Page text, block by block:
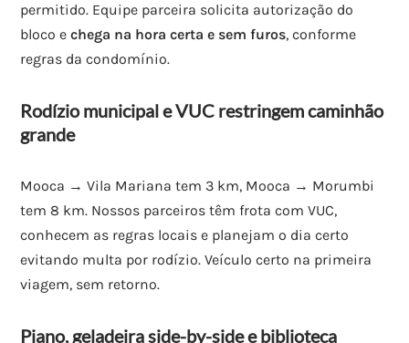
permitido. Equipe parceira solicita autorização do
bloco echega na hora certa e sem furos, conforme
regras da condomínio.
Rodízio municipal e VUC restringem caminhão
grande
Mooca → Vila Mariana tem 3 km, Mooca → Morumbi
tem 8 km. Nossos parceiros têm frota com VUC,
conhecem as regras locais e planejam o dia certo
evitando multa por rodízio. Veículo certo na primeira
viagem, sem retorno.
Piano, geladeira side-by-side e biblioteca